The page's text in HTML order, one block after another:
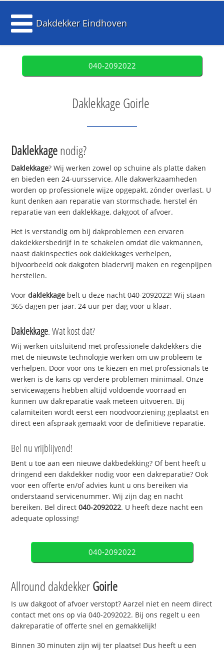
Dakdekker Eindhoven
040-2092022
Daklekkage Goirle
Daklekkagenodig?
Daklekkage? Wij werken zowel op schuine als platte daken
en bieden een 24-uursservice. Alle dakwerkzaamheden
worden op professionele wijze opgepakt, zónder overlast. U
kunt denken aan reparatie van stormschade, herstel én
reparatie van een daklekkage, dakgoot of afvoer.
Het is verstandig om bij dakproblemen een ervaren
dakdekkersbedrijf in te schakelen omdat die vakmannen,
naast dakinspecties ook daklekkages verhelpen,
bijvoorbeeld ook dakgoten bladervrij maken en regenpijpen
herstellen.
Voordaklekkage belt u deze nacht 040-2092022! Wij staan
365 dagen per jaar, 24 uur per dag voor u klaar.
Daklekkage. Wat kost dat?
Wij werken uitsluitend met professionele dakdekkers die
met de nieuwste technologie werken om uw probleem te
verhelpen. Door voor ons te kiezen en met professionals te
werken is de kans op verdere problemen minimaal. Onze
servicewagens hebben altijd voldoende voorraad en
kunnen uw dakreparatie vaak meteen uitvoeren. Bij
calamiteiten wordt eerst een noodvoorziening geplaatst en
direct een afspraak gemaakt voor de definitieve reparatie.
Bel nu vrijblijvend!
Bent u toe aan een nieuwe dakbedekking? Of bent heeft u
dringend een dakdekker nodig voor een dakreparatie? Ook
voor een offerte en/of advies kunt u ons bereiken via
onderstaand servicenummer. Wij zijn dag en nacht
bereiken. Bel direct040-2092022. U heeft deze nacht een
adequate oplossing!
040-2092022
Allround dakdekkerGoirle
Is uw dakgoot of afvoer verstopt? Aarzel niet en neem direct
contact met ons op via 040-2092022. Bij ons regelt u een
dakreparatie of offerte snel en gemakkelijk!
Binnen 30 minuten zijn wij ter plaatse! Dus heeft u een